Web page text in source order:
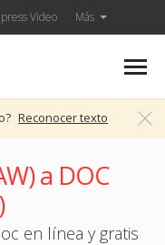
Video Más
Reconocer texto
a DOC
en línea y gratis